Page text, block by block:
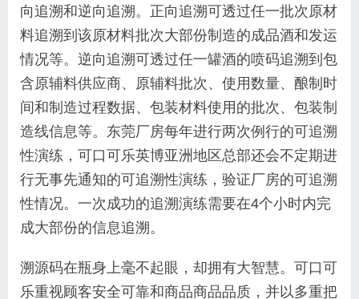
向追溯和逆向追溯。正向追溯可透过任一批次原材
料追溯到该原材料批次大部份制造的成品酒和发运
情况等。逆向追溯可透过任一罐酒的喷码追溯到包
含原辅料供应商、原辅料批次、使用数量、酿制时
间和制造过程数据、包装材料使用的批次、包装制
造线信息等。东莞厂房每年进行两次例行的可追溯
性演练，可口可乐英博亚洲地区总部还会不定期进
行无事先通知的可追溯性演练，验证厂房的可追溯
性情况。一次成功的追溯演练需要在4个小时内完
成大部份的信息追溯。
溯源码在瓶身上毫不起眼，却拥有大智慧。可口可
乐重视顾客安全可靠和商品商品品质，并以多重把